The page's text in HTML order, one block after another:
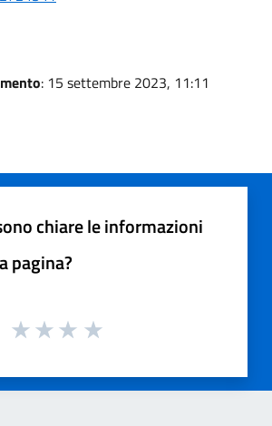
: 15 settembre 2023, 11:11
chiare le informazioni
pagina?